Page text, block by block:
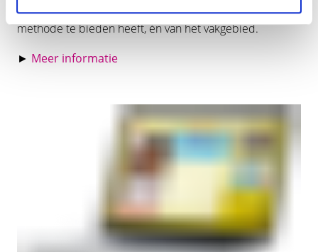
weer helemaal op de hoogte bent van alles wat de
methode te bieden heeft, én van het vakgebied.
► Meer informatie